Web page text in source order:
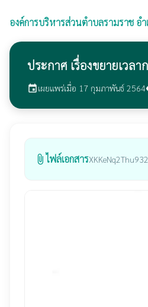
องค์การบริหารส่วนตำบลรามราช อ
ประกาศ เรื่องขยายเว
eventเผยแพร่เมื่อ 17 กุมภาพันธ์ 2564
attach_file ไฟล์เอกสาร